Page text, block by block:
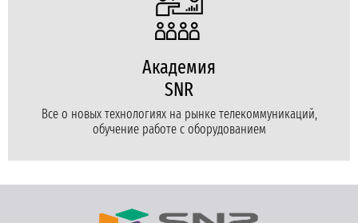
Академия
SNR
Все о новых технологиях на рынке телекоммуникаций,
обучение работе с оборудованием